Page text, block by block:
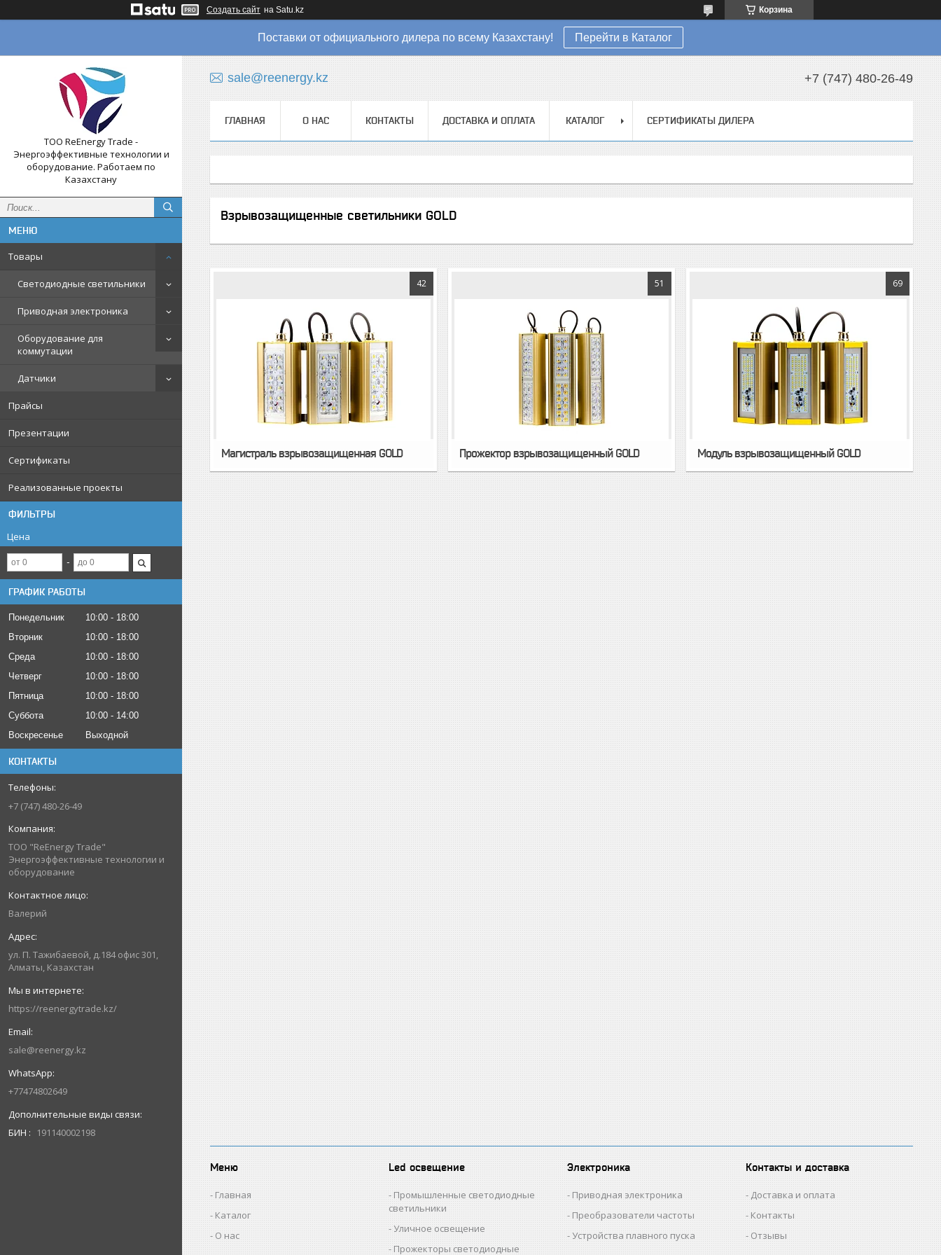
Создать сайт на Satu.kz Корзина
Поставки от официального дилера по всему Казахстану! Перейти в Каталог
ТОО ReEnergy Trade -
Энергоэффективные технологии и
оборудование. Работаем по
Казахстану
Товары
Светодиодные светильники
Приводная электроника
Оборудование для
коммутации
Датчики
Прайсы
Презентации
Сертификаты
Реализованные проекты
ФИЛЬТРЫ
Цена
ГРАФИК РАБОТЫ
Понедельник 10:00
18:00
Вторник
10:00
18:00
Среда
10:00
18:00
Четверг
10:00
18:00
Пятница
10:00
18:00
Суббота
10:00
14:00
Воскресенье
Выходной
КОНТАКТЫ
+7 (747) 480-26-49
ТОО "ReEnergy Trade"
Энергоэффективные технологии и
оборудование
Валерий
ул. П. Тажибаевой, д.184 офис 301,
Алматы, Казахстан
https://reenergytrade.kz/
sale@reenergy.kz
+77474802649
БИН 191140002198
sale@reenergy.kz +7 (747) 480-26-49
ГЛАВНАЯ О НАС КОНТАКТЫ ДОСТАВКА И ОПЛАТА КАТАЛОГ СЕРТИФИКАТЫ ДИЛЕРА
Взрывозащищенные светильники GOLD
42
Магистраль взрывозащищенная GOLD
51
Прожектор взрывозащищенный GOLD
69
Модуль взрывозащищенный GOLD
Меню
Главная
Каталог
О нас
Led освещение
Промышленные светодиодные
светильники
Уличное освещение
Прожекторы светодиодные
Электроника
Приводная электроника
Преобразователи частоты
Устройства плавного пуска
Контакты и доставка
Доставка и оплата
Контакты
Отзывы